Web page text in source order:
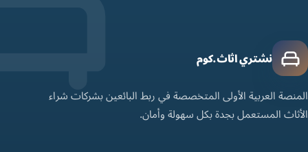
نشتري اثاث.كوم
المنصة العربية الأولى المتخصصة في ربط البائعين بشركات شراء
الأثاث المستعمل بجدة بكل سهولة وأمان.